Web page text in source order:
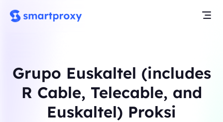
Grupo Euskaltel (includes
R Cable, Telecable, and
Euskaltel) Proksi